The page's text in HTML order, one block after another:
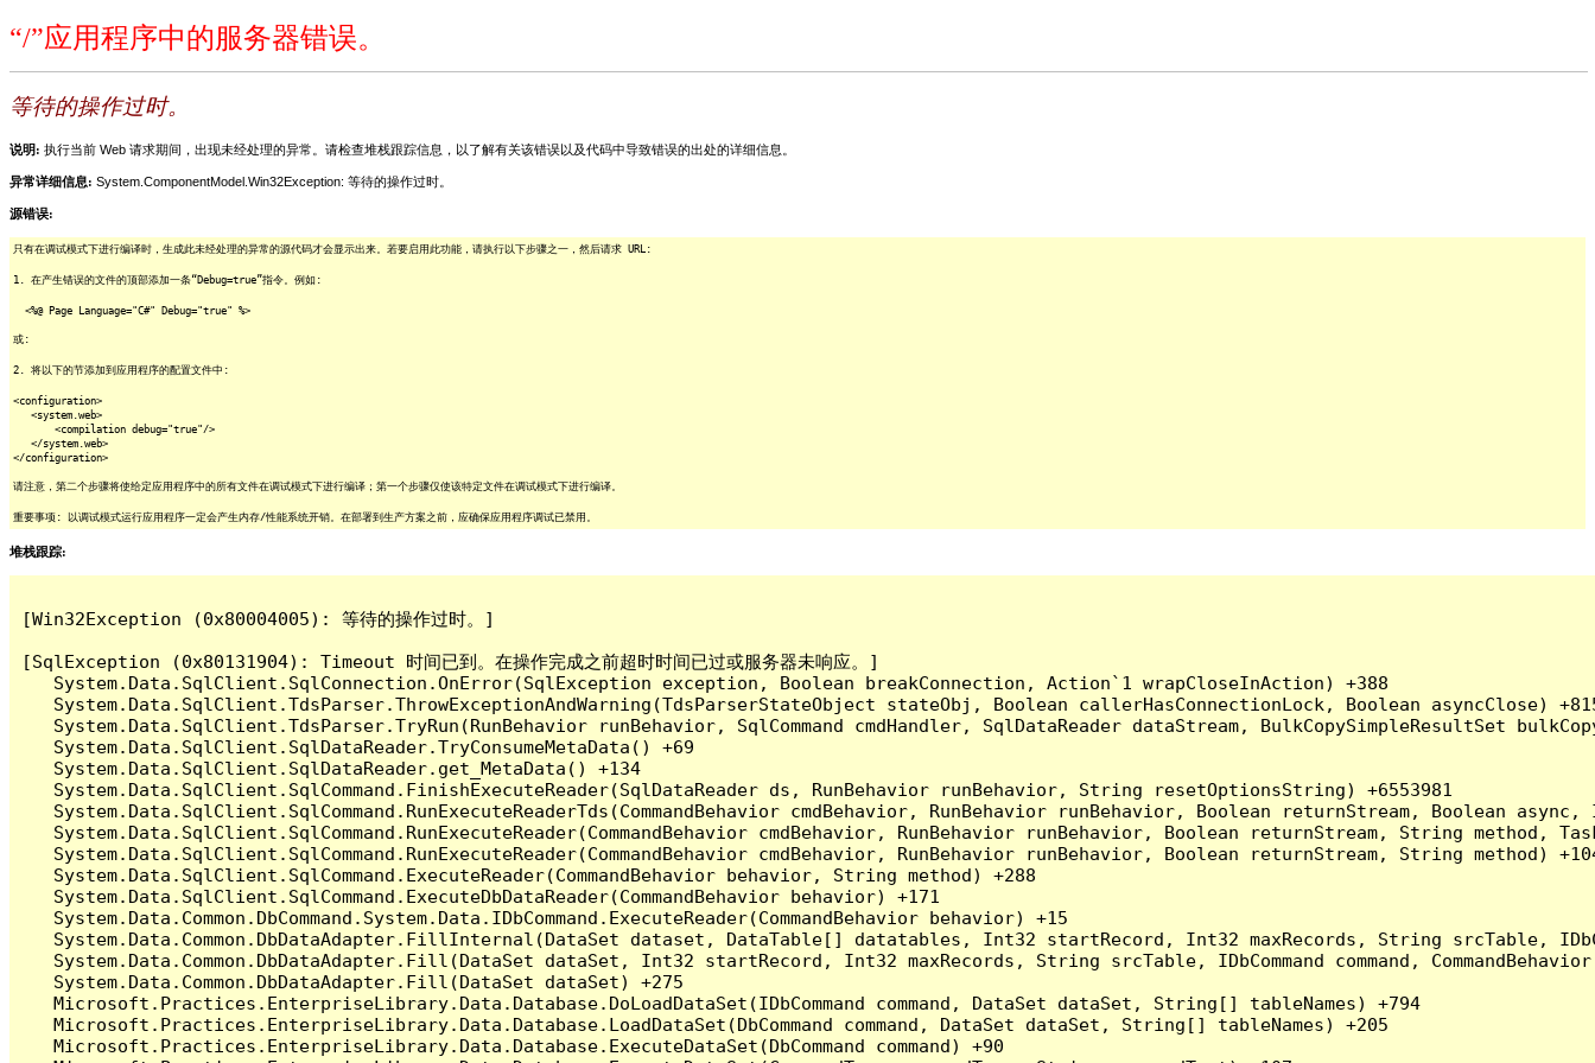
“/”应用程序中的服务器错误。
等待的操作过时。
说明: 执行当前 Web 请求期间，出现未经处理的异常。请检查堆栈跟踪信息，以了解有关该错误以及代码中导致错误的出处的详细信息。
异常详细信息: System.ComponentModel.Win32Exception: 等待的操作过时。
源错误:
只有在调试模式下进行编译时，生成此未经处理的异常的源代码才会显示出来。若要启用此功能，请执行以下步骤之一，然后请求 URL:
1. 在产生错误的文件的顶部添加一条“Debug=true”指令。例如:
<%@ Page Language="C#" Debug="true" %>
或:
2. 将以下的节添加到应用程序的配置文件中:
<configuration>
<system.web>
<compilation debug="true"/>
</system.web>
</configuration>
请注意，第二个步骤将使给定应用程序中的所有文件在调试模式下进行编译；第一个步骤仅使该特定文件在调试模式下进行编译。
重要事项: 以调试模式运行应用程序一定会产生内存/性能系统开销。在部署到生产方案之前，应确保应用程序调试已禁用。
堆栈跟踪:
[Win32Exception (0x80004005): 等待的操作过时。]
[SqlException (0x80131904): Timeout 时间已到。在操作完成之前超时时间已过或服务器未响应。]
   System.Data.SqlClient.SqlConnection.OnError(SqlException exception, Boolean breakConnection, Action`1 wrapCloseInAction) +388
System.Data.SqlClient.TdsParser.ThrowExceptionAndWarning(TdsParserStateObject stateObj, Boolean callerHasConnectionLock, Boolean asyncClose)
System.Data.SqlClient.TdsParser.TryRun(RunBehavior runBehavior, SqlCommand cmdHandler, SqlDataReader dataStream, BulkCopySimpleResultSet
   System.Data.SqlClient.SqlDataReader.TryConsumeMetaData() +69
   System.Data.SqlClient.SqlDataReader.get_MetaData() +134
   System.Data.SqlClient.SqlCommand.FinishExecuteReader(SqlDataReader ds, RunBehavior runBehavior, String resetOptionsString) +6553981
System.Data.SqlClient.SqlCommand.RunExecuteReaderTds(CommandBehavior cmdBehavior, RunBehavior runBehavior, Boolean returnStream, Boolean
System.Data.SqlClient.SqlCommand.RunExecuteReader(CommandBehavior cmdBehavior, RunBehavior runBehavior, Boolean returnStream, String method,
System.Data.SqlClient.SqlCommand.RunExecuteReader(CommandBehavior cmdBehavior, RunBehavior runBehavior, Boolean returnStream, String method)
   System.Data.SqlClient.SqlCommand.ExecuteReader(CommandBehavior behavior, String method) +288
   System.Data.SqlClient.SqlCommand.ExecuteDbDataReader(CommandBehavior behavior) +171
   System.Data.Common.DbCommand.System.Data.IDbCommand.ExecuteReader(CommandBehavior behavior) +15
System.Data.Common.DbDataAdapter.FillInternal(DataSet dataset, DataTable[] datatables, Int32 startRecord, Int32 maxRecords, String srcTable,
System.Data.Common.DbDataAdapter.Fill(DataSet dataSet, Int32 startRecord, Int32 maxRecords, String srcTable, IDbCommand command,
   System.Data.Common.DbDataAdapter.Fill(DataSet dataSet) +275
   Microsoft.Practices.EnterpriseLibrary.Data.Database.DoLoadDataSet(IDbCommand command, DataSet dataSet, String[] tableNames) +794
   Microsoft.Practices.EnterpriseLibrary.Data.Database.LoadDataSet(DbCommand command, DataSet dataSet, String[] tableNames) +205
   Microsoft.Practices.EnterpriseLibrary.Data.Database.ExecuteDataSet(DbCommand command) +90